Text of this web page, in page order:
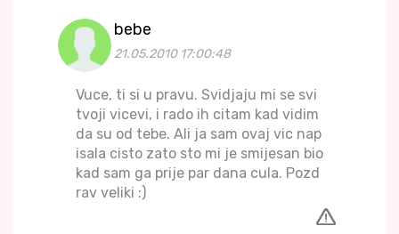
bebe
21.05.2010 17:00:48
Vuce, ti si u pravu. Svidjaju mi se svi
tvoji vicevi, i rado ih citam kad vidim
da su od tebe. Ali ja sam ovaj vic nap
isala cisto zato sto mi je smijesan bio
kad sam ga prije par dana cula. Pozd
rav veliki :)